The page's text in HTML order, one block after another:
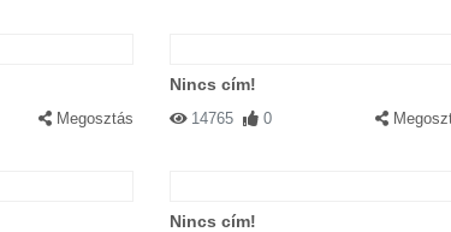
Megosztás
Nincs cím!
14765 0
Nincs cím!